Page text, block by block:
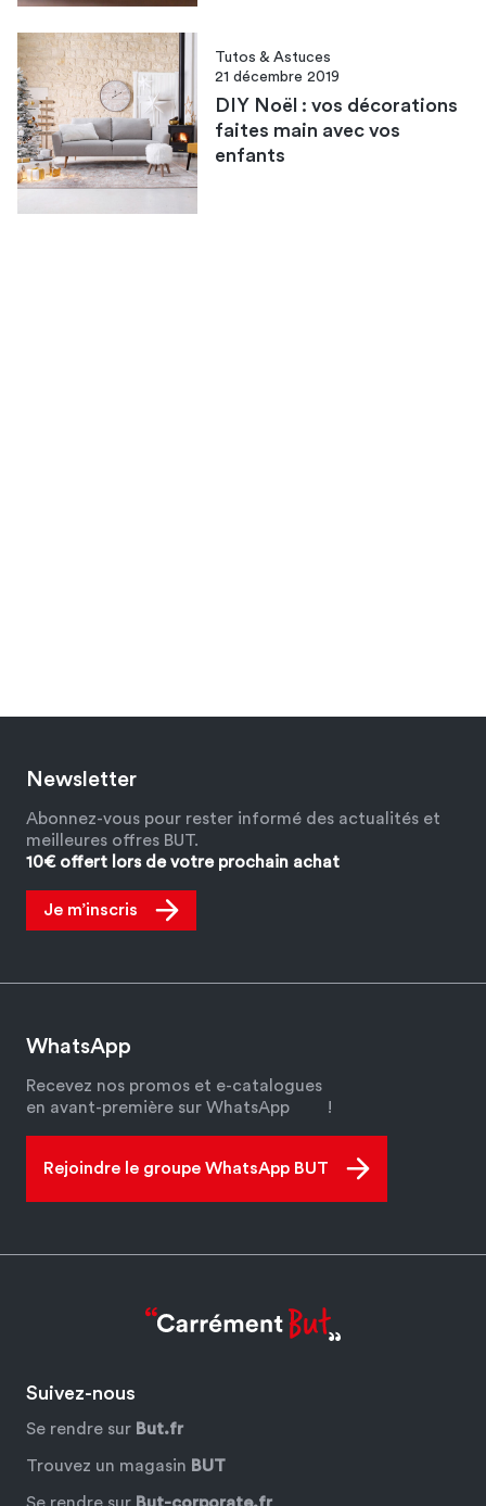
Tutos & Astuces
21 décembre 2019
DIY Noël : vos décorations
faites main avec vos
enfants
Newsletter
Abonnez-vous pour rester informé des actualités et
meilleures offres BUT.
10€ offert lors de votre prochain achat
Je m’inscris
WhatsApp
Recevez nos promos et e-catalogues
en avant-première sur WhatsApp
!
Rejoindre le groupe WhatsApp BUT
Suivez-nous
Se rendre sur But.fr
Trouvez un magasin BUT